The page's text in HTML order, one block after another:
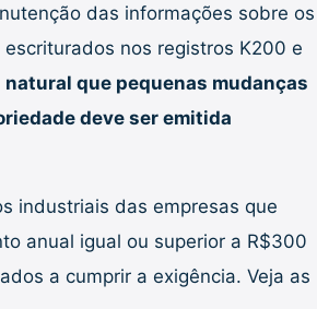
das informações sobre os
nos registros K200 e
natural que pequenas mudanças
deve ser emitida
industriais das empresas que
anual igual ou superior a R$300
a cumprir a exigência. Veja as